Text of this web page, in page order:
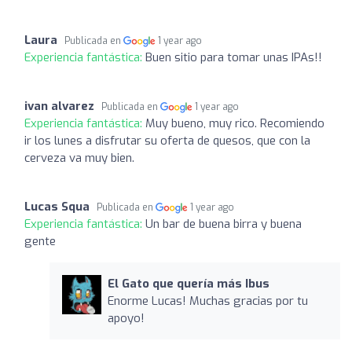
Laura Publicada en 1 year ago
Experiencia fantástica: Buen sitio para tomar unas IPAs!!
ivan alvarez Publicada en 1 year ago
Experiencia fantástica: Muy bueno, muy rico. Recomiendo
ir los lunes a disfrutar su oferta de quesos, que con la
cerveza va muy bien.
Lucas Squa Publicada en 1 year ago
Experiencia fantástica: Un bar de buena birra y buena
gente
El Gato que quería más Ibus
Enorme Lucas! Muchas gracias por tu
apoyo!